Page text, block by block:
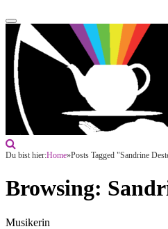
Du bist hier:Home»Posts Tagged "Sandrine
Browsing:
Musikerin